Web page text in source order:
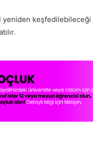
yeniden